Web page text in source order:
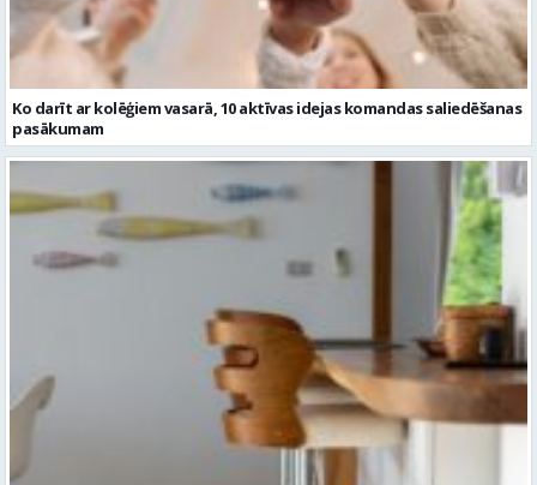
Kā bāra krēsli papildina virtuves vai bāra zonu